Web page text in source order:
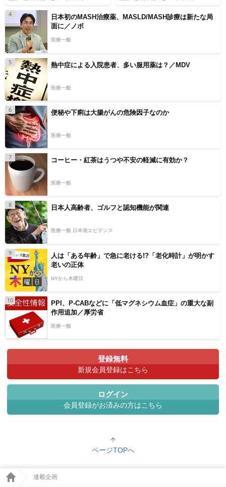
4
日本初のMASH治療薬、MASLD/MASH診療は新たな局
面に／ノボ
医療一般
5 熱中症による入院患者、多い服用薬は？／MDV
医療一般
6 便秘や下痢は大腸がんの危険因子なのか
医療一般
7 コーヒー・紅茶はうつや不安の軽減に有効か？
医療一般
8 日本人高齢者、ゴルフと認知機能が関連
医療一般 日本発エビデンス
9
人は「ある年齢」で急に老ける!?「老化時計」が明かす
老いの正体
NYから木曜日
10
PPI、P-CABなどに「低マグネシウム血症」の重大な副
作用追加／厚労省
医療一般
登録無料
新規会員登録はこちら
ログイン
会員登録がお済みの方はこちら
ページTOPへ
連載企画